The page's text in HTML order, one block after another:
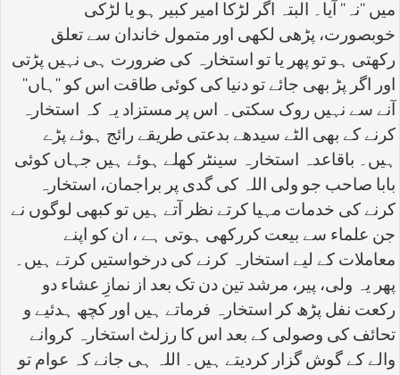
میں ''نہ'' آیا۔ البتہ اگر لڑکا امیر کبیر ہو یا لڑکی
خوبصورت، پڑھی لکھی اور متمول خاندان سے تعلق
رکھتی ہو تو پھر یا تو استخارہ کی ضرورت ہی نہیں پڑتی
اور اگر پڑ بھی جائے تو دنیا کی کوئی طاقت اس کو ''ہاں''
آنے سے نہیں روک سکتی۔ اس پر مستزاد یہ کہ استخارہ
کرنے کے بھی الٹے سیدھے بدعتی طریقے رائج ہوئے پڑے
ہیں۔ باقاعدہ استخارہ سینٹر کھلے ہوئے ہیں جہاں کوئی
بابا صاحب جو ولی اللہ کی گدی پر براجمان، استخارہ
کرنے کی خدمات مہیا کرتے نظر آتے ہیں تو کبھی لوگوں نے
جن علماء سے بیعت کررکھی ہوتی ہے ، ان کو اپنے
معاملات کے لیے استخارہ کرنے کی درخواستیں کرتے ہیں۔
پھر یہ ولی، پیر، مرشد تین دن تک بعد از نمازِ عشاء دو
رکعت نفل پڑھ کر استخارہ فرماتے ہیں اور کچھ ہدئیے و
تحائف کی وصولی کے بعد اس کا رزلٹ استخارہ کروانے
والے کے گوش گزار کردیتے ہیں۔ اللہ ہی جانے کہ عوام تو